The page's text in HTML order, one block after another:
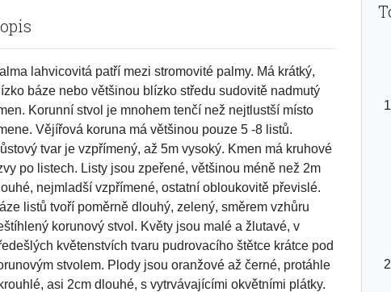
lahvicovitá patří mezi stromovité palmy. Má krátký,
báze nebo většinou blízko středu sudovitě nadmutý
Korunní stvol je mnohem tenčí než nejtlustší místo
Vějířová koruna má většinou pouze 5 -8 listů.
tvar je vzpřímený, až 5m vysoký. Kmen má kruhové
po listech. Listy jsou zpeřené, většinou méně než 2m
nejmladší vzpřímené, ostatní obloukovitě převislé.
listů tvoří poměrně dlouhý, zelený, směrem vzhůru
korunový stvol. Květy jsou malé a žlutavé, v
květenstvích tvaru pudrovacího štětce krátce pod
stvolem. Plody jsou oranžové až černé, protáhle
asi 2cm dlouhé, s vytrvávajícími okvětními plátky.